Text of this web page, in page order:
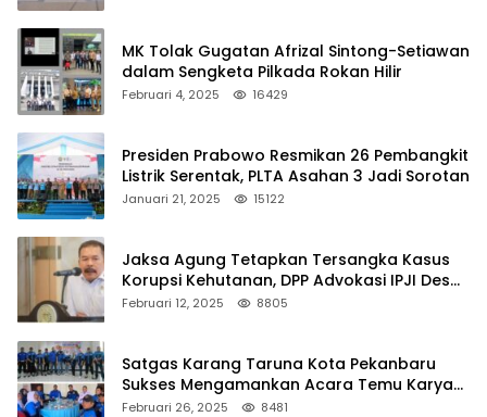
MK Tolak Gugatan Afrizal Sintong-Setiawan
dalam Sengketa Pilkada Rokan Hilir
Februari 4, 2025 16429
Presiden Prabowo Resmikan 26 Pembangkit
Listrik Serentak, PLTA Asahan 3 Jadi Sorotan
Januari 21, 2025 15122
Jaksa Agung Tetapkan Tersangka Kasus
Korupsi Kehutanan, DPP Advokasi IPJI Desak
Pengusutan Pajak RAPP
Februari 12, 2025 8805
Satgas Karang Taruna Kota Pekanbaru
Sukses Mengamankan Acara Temu Karya
VII Karang Taruna Pekanbaru
Februari 26, 2025 8481